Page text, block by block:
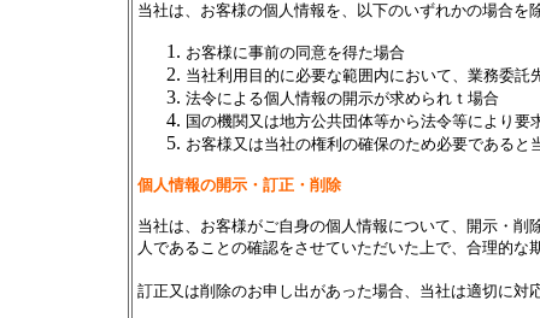
当社は、お客様の個人情報を、以下のいずれかの場合
お客様に事前の同意を得た場合
当社利用目的に必要な範囲内において、業務委託
法令による個人情報の開示が求められｔ場合
国の機関又は地方公共団体等から法令等により要
お客様又は当社の権利の確保のため必要であると
個人情報の開示・訂正・削除
当社は、お客様がご自身の個人情報について、開示・
人であることの確認をさせていただいた上で、合理的な
訂正又は削除のお申し出があった場合、当社は適切に対